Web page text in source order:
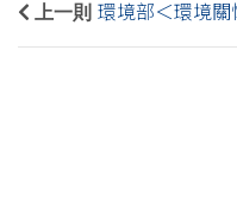
上一則 環境部＜環境